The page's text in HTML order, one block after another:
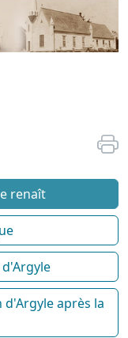
renaît
d'Argyle après la